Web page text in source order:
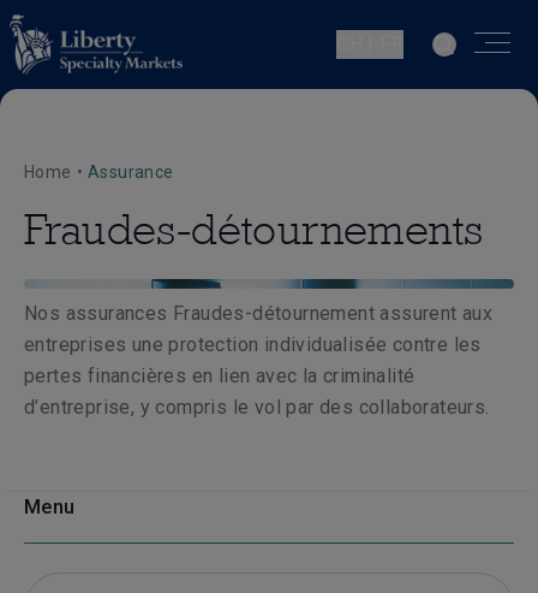
Home • Assurance
Fraudes-détournements
Nos assurances Fraudes-détournement assurent aux
entreprises une protection individualisée contre les
pertes financières en lien avec la criminalité
d’entreprise, y compris le vol par des collaborateurs.
Menu